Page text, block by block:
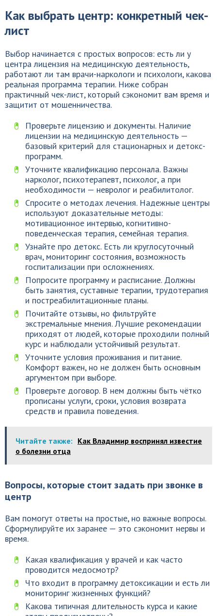
Как выбрать центр: конкретный чек-
лист
Выбор начинается с простых вопросов: есть ли у
центра лицензия на медицинскую деятельность,
работают ли там врачи-наркологи и психологи, какова
реальная программа терапии. Ниже собран
практичный чек-лист, который сэкономит вам время и
защитит от мошенничества.
Проверьте лицензию и документы. Наличие
лицензии на медицинскую деятельность —
базовый критерий для стационарных и детокс-
программ.
Уточните квалификацию персонала. Важны
нарколог, психотерапевт, психолог, а при
необходимости — невролог и реабилитолог.
Спросите о методах лечения. Надежные центры
используют доказательные методы:
мотивационное интервью, когнитивно-
поведенческая терапия, семейная терапия.
Узнайте про детокс. Есть ли круглосуточный
врач, мониторинг состояния, возможность
госпитализации при осложнениях.
Попросите программу и расписание. Должны
быть занятия, суставные терапии, трудотерапия
и постреабилитационные планы.
Почитайте отзывы, но фильтруйте
экстремальные мнения. Лучшие рекомендации
приходят от людей, которые проходили полный
курс и наблюдали устойчивый результат.
Уточните условия проживания и питание.
Комфорт важен, но не должен быть основным
аргументом при выборе.
Проверьте договор. В нем должны быть чётко
прописаны услуги, сроки, условия возврата
средств и правила поведения.
Читайте также: Как Владимир воспринял известие
о болезни отца
Вопросы, которые стоит задать при звонке в
центр
Вам помогут ответы на простые, но важные вопросы.
Сформулируйте их заранее — это сэкономит нервы и
время.
Какая квалификация у врачей и как часто
проводится медосмотр?
Что входит в программу детоксикации и есть ли
мониторинг жизненных функций?
Какова типичная длительность курса и какие